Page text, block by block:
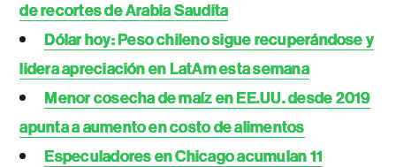
de recortes de Arabia Saudita
Dólar hoy: Peso chileno sigue recuperándose y
lidera apreciación en LatAm esta semana
Menor cosecha de maíz en EE.UU. desde 2019
apunta a aumento en costo de alimentos
Especuladores en Chicago acumulan 11